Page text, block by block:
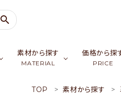
search
素材から探す
MATERIAL
価格から探
PRICE
TOP 素材から探す